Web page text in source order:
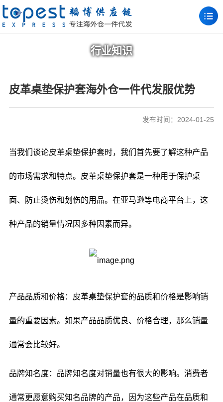
行业知识
皮革桌垫保护套海外仓一件代发服优势
发布时间：2024-01-25
当我们谈论皮革桌垫保护套时，我们首先要了解这种产品
的市场需求和特点。皮革桌垫保护套是一种用于保护桌
面、防止烫伤和划伤的用品。在亚马逊等电商平台上，这
种产品的销量情况因多种因素而异。
产品品质和价格：皮革桌垫保护套的品质和价格是影响销
量的重要因素。如果产品品质优良、价格合理，那么销量
通常会比较好。
品牌知名度：品牌知名度对销量也有很大的影响。消费者
通常更愿意购买知名品牌的产品，因为这些产品在品质和